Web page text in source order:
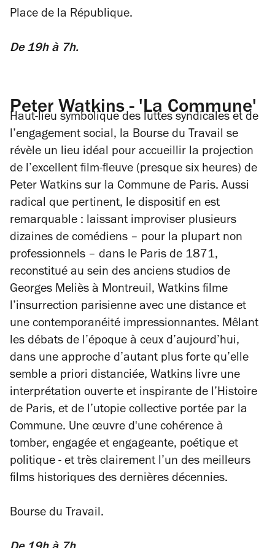
Place de la République.
De 19h à 7h.
Peter Watkins - 'La Commune'
Haut-lieu symbolique des luttes syndicales et de
l’engagement social, la Bourse du Travail se
révèle un lieu idéal pour accueillir la projection
de l’excellent film-fleuve (presque six heures) de
Peter Watkins sur la Commune de Paris. Aussi
radical que pertinent, le dispositif en est
remarquable : laissant improviser plusieurs
dizaines de comédiens – pour la plupart non
professionnels – dans le Paris de 1871,
reconstitué au sein des anciens studios de
Georges Meliès à Montreuil, Watkins filme
l’insurrection parisienne avec une distance et
une contemporanéité impressionnantes. Mêlant
les débats de l’époque à ceux d’aujourd’hui,
dans une approche d’autant plus forte qu’elle
semble a priori distanciée, Watkins livre une
interprétation ouverte et inspirante de l’Histoire
de Paris, et de l’utopie collective portée par la
Commune. Une œuvre d'une cohérence à
tomber, engagée et engageante, poétique et
politique - et très clairement l’un des meilleurs
films historiques des dernières décennies.
Bourse du Travail.